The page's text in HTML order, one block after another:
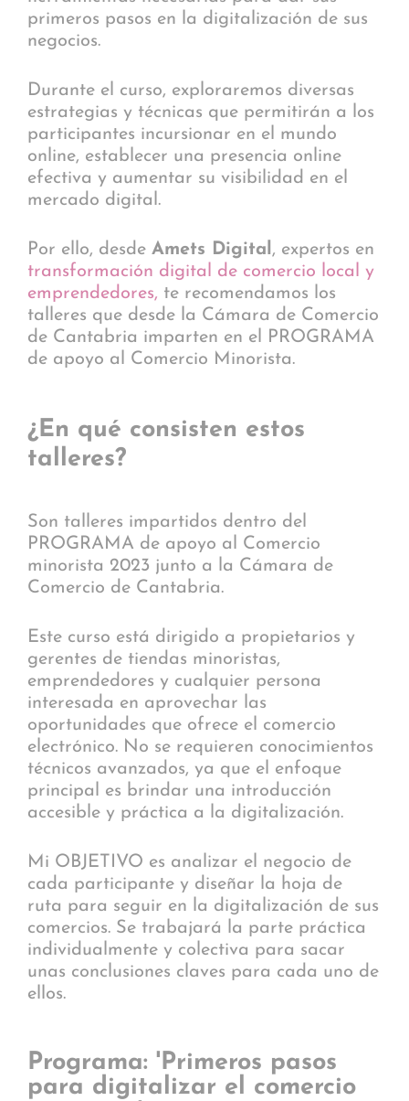
primeros pasos en la digitalización de sus
negocios.
Durante el curso, exploraremos diversas
estrategias y técnicas que permitirán a los
participantes incursionar en el mundo
online, establecer una presencia online
efectiva y aumentar su visibilidad en el
mercado digital.
Por ello, desde Amets Digital , expertos en
transformación digital de comercio local y
emprendedores, te recomendamos los
talleres que desde la Cámara de Comercio
de Cantabria imparten en el PROGRAMA
de apoyo al Comercio Minorista.
¿En qué consisten estos
talleres?
Son talleres impartidos dentro del
PROGRAMA de apoyo al Comercio
minorista 2023 junto a la Cámara de
Comercio de Cantabria.
Este curso está dirigido a propietarios y
gerentes de tiendas minoristas,
emprendedores y cualquier persona
interesada en aprovechar las
oportunidades que ofrece el comercio
electrónico. No se requieren conocimientos
técnicos avanzados, ya que el enfoque
principal es brindar una introducción
accesible y práctica a la digitalización.
Mi OBJETIVO es analizar el negocio de
cada participante y diseñar la hoja de
ruta para seguir en la digitalización de sus
comercios. Se trabajará la parte práctica
individualmente y colectiva para sacar
unas conclusiones claves para cada uno de
ellos.
Programa: 'Primeros pasos
para digitalizar el comercio